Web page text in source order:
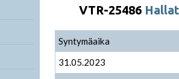
VTR-25486
Syntymäaika
31.05.2023